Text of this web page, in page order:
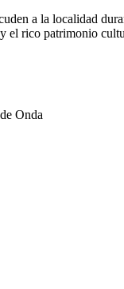
a la localidad
el rico patrimonio